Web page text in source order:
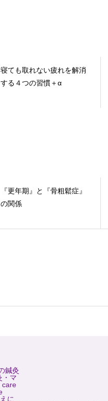
寝ても取れない疲れを解消
する４つの習慣＋α
『更年期』と『骨粗鬆症』
の関係